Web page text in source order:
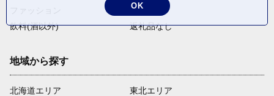
米・穀物
飲料(酒以外)
返礼品なし
地域から探す
北海道エリア
東北エリア
OK